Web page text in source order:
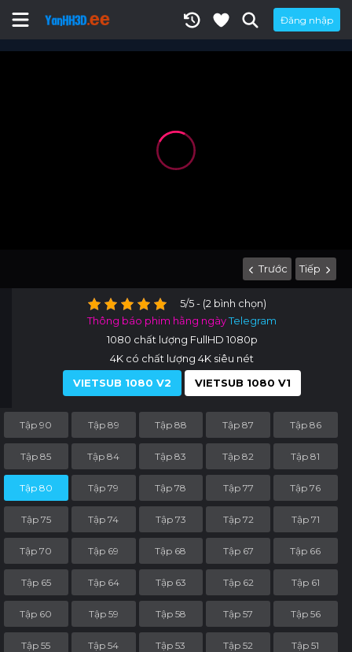
Đăng nhập
Trước Tiếp
5/5 - (2 bình chọn)
Thông báo phim hằng ngàyTelegram
1080 chất lượng FullHD 1080p
4K có chất lượng 4K siêu nét
VIETSUB 1080 V2
VIETSUB 1080 V1
Tập 90 Tập 89 Tập 88 Tập 87 Tập 86
Tập 85 Tập 84 Tập 83 Tập 82 Tập 81
Tập 80 Tập 79 Tập 78 Tập 77 Tập 76
Tập 75 Tập 74 Tập 73 Tập 72 Tập 71
Tập 70 Tập 69 Tập 68 Tập 67 Tập 66
Tập 65 Tập 64 Tập 63 Tập 62 Tập 61
Tập 60 Tập 59 Tập 58 Tập 57 Tập 56
Tập 55 Tập 54 Tập 53 Tập 52 Tập 51